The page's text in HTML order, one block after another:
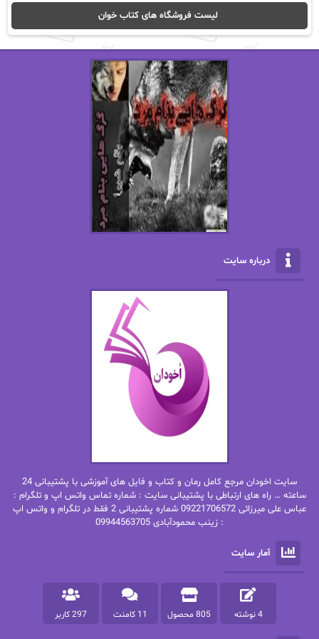
ا_اصغر زاده ا_اصغرزاده
اریک مورگنشترن از نیلوفر لاری
استل مسکم
اصغر زاده
اکرم محمدی
الف صاد
الکساندر دوما
الناز پاکپور‌
الناز محمدی
امیر فرهی
باران
بهار سلطانی
بهاره شیرازی
بهاره.م
بیتا فرخی
پاتریشیا ویلسون پرتو فرهمند
پرستو اسحقی
پرستو مهاجر
پرهام رسولی
پروانه قدیمی پروانه محمدی
لیست فروشگاه های کتاب خوان
درباره سایت
سایت اخودان مرجع کامل رمان و کتاب و فایل های آموزشی با پشتیبانی 24
ساعته … راه های ارتباطی با پشتیبانی سایت : شماره تماس واتس اپ و تلگرام :
عباس علی میرزائی 09221706572 شماره پشتیبانی 2 فقط در تلگرام و واتس اپ
: زینب محمودآبادی 09944563705
آمار سایت
4 نوشته 805 محصول 11 کامنت 297 کاربر